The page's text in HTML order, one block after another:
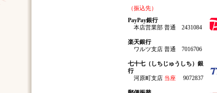
（振込先）
PayPay銀行
本店営業部 普通 2431084
楽天銀行
ワルツ支店 普通 7016706
七十七（しちじゅうしち）銀
行
河原町支店 当座 9072837